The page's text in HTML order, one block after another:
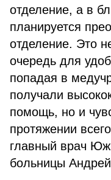
отделение, а в
планируется
отделение. Это
очередь для
попадая в
получали
помощь, но и
протяжении
главный врач
больницы